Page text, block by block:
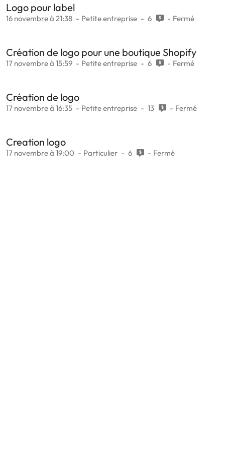
Logo pour label
16 novembre à 21:38 Petite entreprise 6 Fermé
Création de logo pour une boutique Shopify
17 novembre à 15:59 Petite entreprise 6 Fermé
Création de logo
17 novembre à 16:35 Petite entreprise 13 Fermé
Creation logo
17 novembre à 19:00 Particulier 6 Fermé